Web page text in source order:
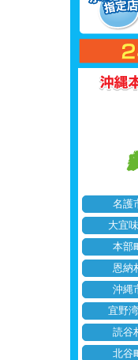
名護
大宜
本部
恩納
沖縄
宜野
読谷
北谷